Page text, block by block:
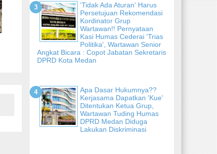
'Tidak Ada Aturan' Harus
Persetujuan Rekomendasi
Kordinator Grup
Wartawan!! Pernyataan
Kasi Humas Cederai 'Trias
Politika', Wartawan Senior
Angkat Bicara : Copot Jabatan Sekretaris
DPRD Kota Medan
Apa Dasar Hukumnya??
Kerjasama Dapatkan 'Kue'
Ditentukan Ketua Grup,
Wartawan Tuding Humas
DPRD Medan Diduga
Lakukan Diskriminasi